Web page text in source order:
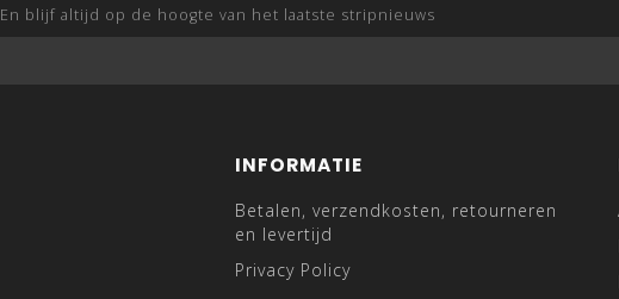
En blijf altijd op de hoogte van het laatste stripnieuws
INFORMATIE
Betalen, verzendkosten, retourneren
en levertijd
Privacy Policy